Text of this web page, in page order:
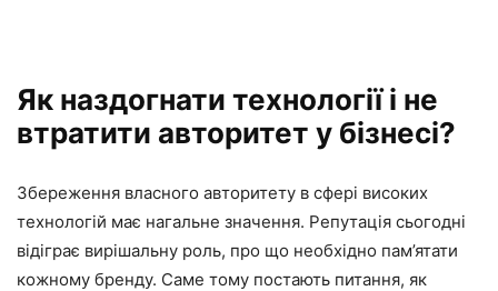
Як наздогнати технології і не
втратити авторитет у бізнесі?
Збереження власного авторитету в сфері високих
технологій має нагальне значення. Репутація сьогодні
відіграє вирішальну роль, про що необхідно пам’ятати
кожному бренду. Саме тому постають питання, як